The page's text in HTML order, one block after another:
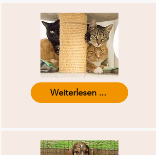
Weiterlesen ...